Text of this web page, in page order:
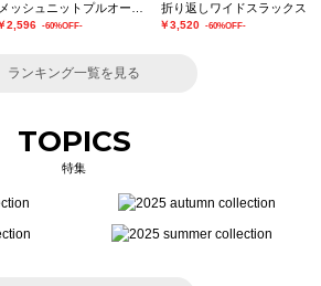
2,596 -60%OFF-
折り返しワイドスラックス
￥3,520 -60%OFF-
ランキング一覧を見る
TOPICS
特集